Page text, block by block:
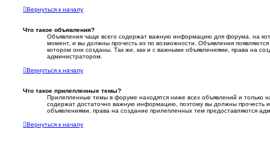
Вернуться к началу
Что такое объявления?
Объявления чаще всего содержат важную информацию для форума, на
момент, и вы должны прочесть их по возможности. Объявления
котором они созданы. Так же, как и с важными объявлениями, права на
администратором.
Вернуться к началу
Что такое прилепленные темы?
Прилепленные темы в форуме находятся ниже всех объявлений и только
содержат достаточно важную информацию, поэтому вы должны прочесть
объявлениями, права на создание прилепленных тем предоставляются
Вернуться к началу